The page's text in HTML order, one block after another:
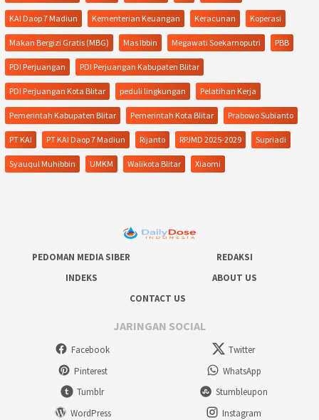
KAI Daop 7 Madiun Kementerian Keuangan Keracunan Koperasi
Makan Bergizi Gratis (MBG) Mas Ibbin Megawati Soekarnoputri PBB
PDI Perjuangan PDI Perjuangan Kabupaten Blitar
PDI Perjuangan Kota Blitar peduli lingkungan Pelatihan Kerja
Pemerintah Kabupaten Blitar Pemerintah Kota Blitar Prabowo Subianto
PT KAI PT KAI Daop 7 Madiun Rijanto RPJMD 2025-2029 Supriadi
Syauqul Muhibbin UMKM Walikota Blitar Xiaomi
PEDOMAN MEDIA SIBER
REDAKSI
INDEKS
ABOUT US
CONTACT US
JARINGAN SOCIAL
Facebook
Twitter
Pinterest
WhatsApp
Tumblr
Stumbleupon
WordPress
Instagram